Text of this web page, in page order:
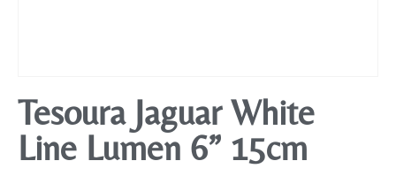
Tesoura Jaguar White
Line Lumen 6” 15cm